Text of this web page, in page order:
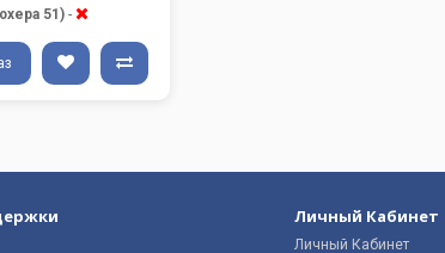
51) -
Личный Кабинет
Личный Кабинет